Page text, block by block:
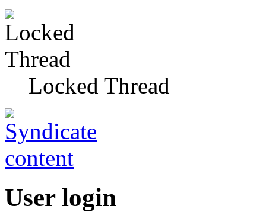
Locked Thread
User login